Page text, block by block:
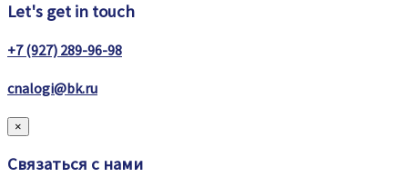
Let's get in touch
+7 (927) 289-96-98
cnalogi@bk.ru
×
Связаться с нами